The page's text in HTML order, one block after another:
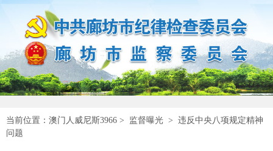
当前位置： 澳门人威尼斯3966 > 监督曝光 > 违反中央八项规定精神
问题